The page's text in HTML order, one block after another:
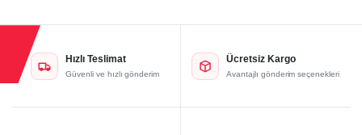
Hızlı Teslimat
Güvenli ve hızlı gönderim
Ücretsiz Kargo
Avantajlı gönderim seçenekleri